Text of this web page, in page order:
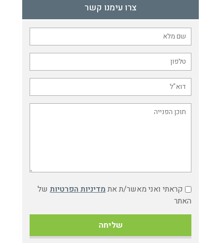
צרו עימנו קשר
קראתי ואני מאשר/ת אתמדיניות הפרטיות של
האתר